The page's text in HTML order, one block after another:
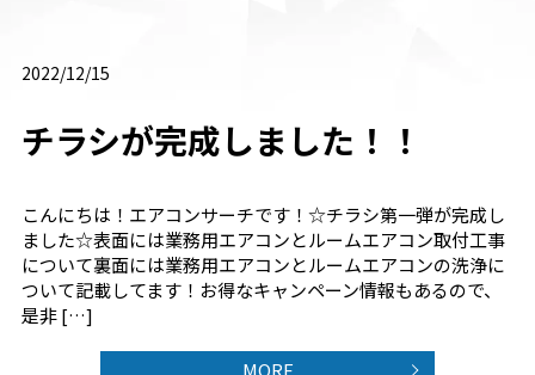
2022/12/15
チラシが完成しました！！
こんにちは！エアコンサーチです！☆チラシ第一弾が完成し
ました☆表面には業務用エアコンとルームエアコン取付工事
について裏面には業務用エアコンとルームエアコンの洗浄に
ついて記載してます！お得なキャンペーン情報もあるので、
是非 […]